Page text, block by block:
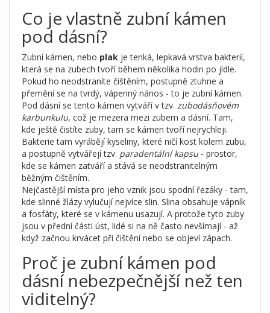
Co je vlastně zubní kámen
pod dásní?
Zubní kámen, nebo plak jetenká, lepkavá vrstva bakterií,
která se na zubech tvoří během několika hodin po jídle.
Pokud ho neodstraníte čištěním, postupně ztuhne a
přemění se na tvrdý, vápenný nános - to je zubní kámen.
Pod dásní se tento kámen vytváří v tzv. zubodásňovém
karbunkulu, což je mezera mezi zubem a dásní. Tam,
kde ještě čistíte zuby, tam se kámen tvoří nejrychleji.
Bakterie tam vyrábějí kyseliny, které ničí kost kolem zubu,
a postupně vytvářejí tzv. paradentální kapsu - prostor,
kde se kámen zatváří a stává se neodstranitelným
běžným čištěním.
Nejčastější místa pro jeho vznik jsou spodní řezáky - tam,
kde slinné žlázy vylučují nejvíce slin. Slina obsahuje vápník
a fosfáty, které se v kámenu usazují. A protože tyto zuby
jsou v přední části úst, lidé si na ně často nevšímají - až
když začnou krvácet při čištění nebo se objeví zápach.
Proč je zubní kámen pod
dásní nebezpečnější než ten
viditelný?